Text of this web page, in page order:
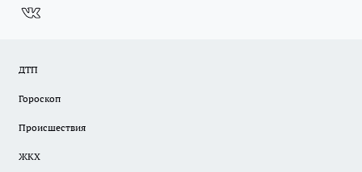
ДТП
Гороскоп
Происшествия
ЖКХ